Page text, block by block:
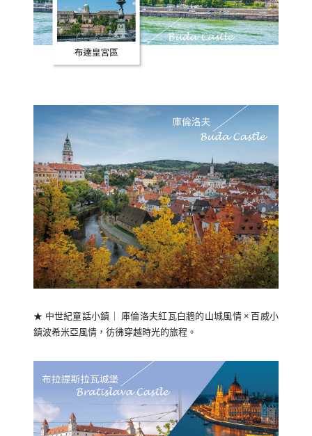
★ 中世紀童話小鎮｜ 庫倫洛夫紅瓦白牆的山城風情 × 百威小
鎮波希米亞風情，彷彿穿越時光的旅程。